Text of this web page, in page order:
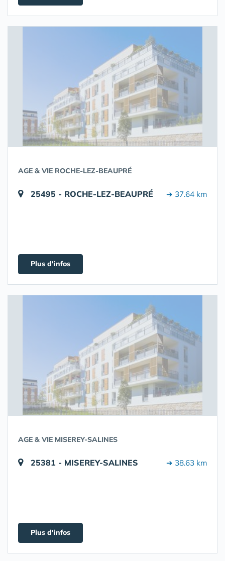
AGE & VIE ROCHE-LEZ-BEAUPRÉ
25495 - ROCHE-LEZ-BEAUPRÉ ➔ 37.64 km
Plus d'infos
AGE & VIE MISEREY-SALINES
25381 - MISEREY-SALINES ➔ 38.63 km
Plus d'infos